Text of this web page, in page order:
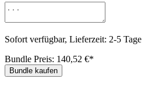
Sofort verfügbar, Lieferzeit: 2-5 Tage
Bundle Preis: 140,52 €*
Bundle kaufen